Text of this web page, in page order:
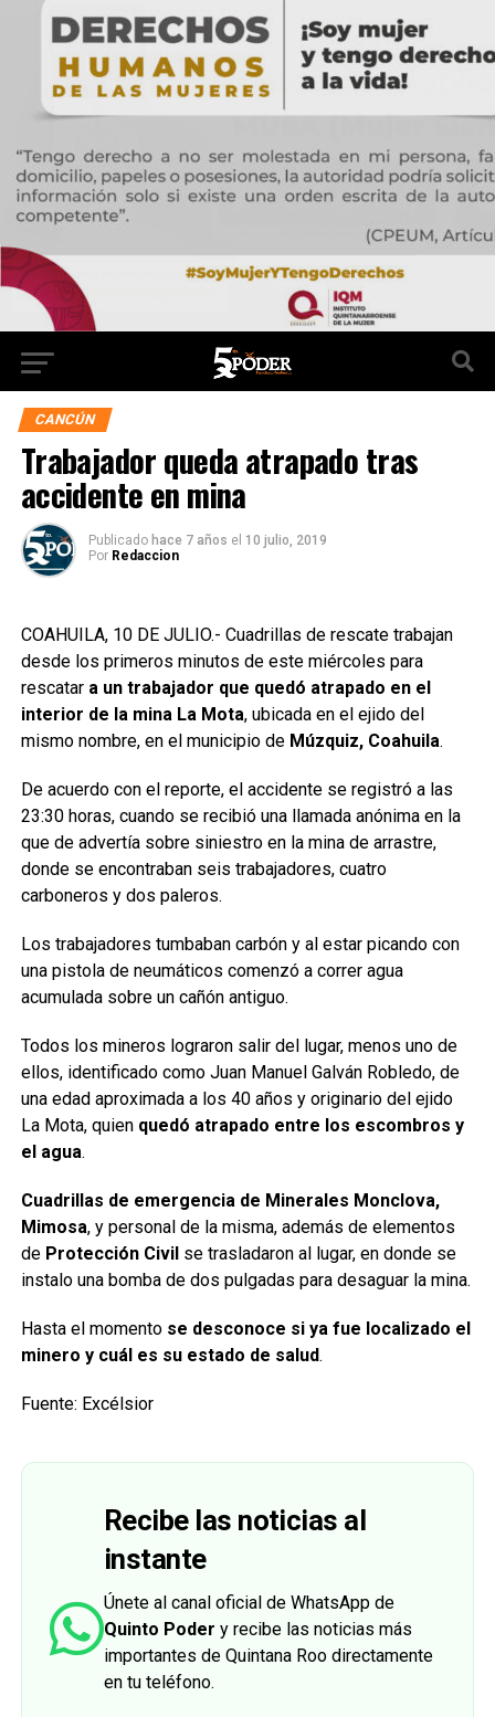
CANCÚN
Trabajador queda atrapado tras
accidente en mina
Publicado hace 7 años el 10 julio, 2019
Por Redaccion
COAHUILA, 10 DE JULIO.- Cuadrillas de rescate trabajan
desde los primeros minutos de este miércoles para
rescatar a un trabajador que quedó atrapado en el
interior de la mina La Mota, ubicada en el ejido del
mismo nombre, en el municipio de Múzquiz, Coahuila.
De acuerdo con el reporte, el accidente se registró a las
23:30 horas, cuando se recibió una llamada anónima en la
que de advertía sobre siniestro en la mina de arrastre,
donde se encontraban seis trabajadores, cuatro
carboneros y dos paleros.
Los trabajadores tumbaban carbón y al estar picando con
una pistola de neumáticos comenzó a correr agua
acumulada sobre un cañón antiguo.
Todos los mineros lograron salir del lugar, menos uno de
ellos, identificado como Juan Manuel Galván Robledo, de
una edad aproximada a los 40 años y originario del ejido
La Mota, quien quedó atrapado entre los escombros y
el agua.
Cuadrillas de emergencia de Minerales Monclova,
Mimosa, y personal de la misma, además de elementos
de Protección Civilse trasladaron al lugar, en donde se
instalo una bomba de dos pulgadas para desaguar la mina.
Hasta el momento se desconoce si ya fue localizado el
minero y cuál es su estado de salud.
Fuente: Excélsior
Recibe las noticias al
instante
Únete al canal oficial de WhatsApp de
Quinto Poder y recibe las noticias más
importantes de Quintana Roo directamente
en tu teléfono.